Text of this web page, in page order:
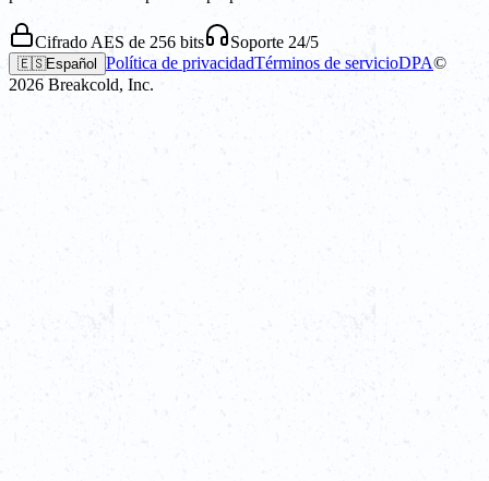
Cifrado AES de 256 bits Soporte 24/5
🇪🇸Español Política de privacidadTérminos de servicioDPA©
2026 Breakcold, Inc.